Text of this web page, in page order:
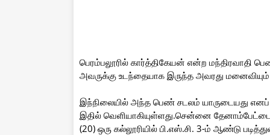
பெரம்பலூரில் கார்த்திகேயன் என்ற மந்திரவாதி
அவருக்கு உடந்தையாக இருந்த அவரது
இந்நிலையில் அந்த பெண் சடலம் யாருடையது எனப்
இதில் வெளியாகியுள்ளது.சென்னை
(20) ஒரு கல்லூரியில் பி.எஸ்.சி. 3-ம் ஆண்டு